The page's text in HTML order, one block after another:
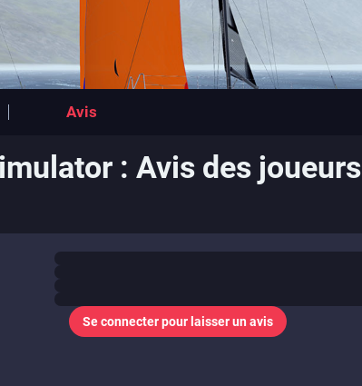
Avis
: Avis des joueurs
Se connecter pour laisser un avis